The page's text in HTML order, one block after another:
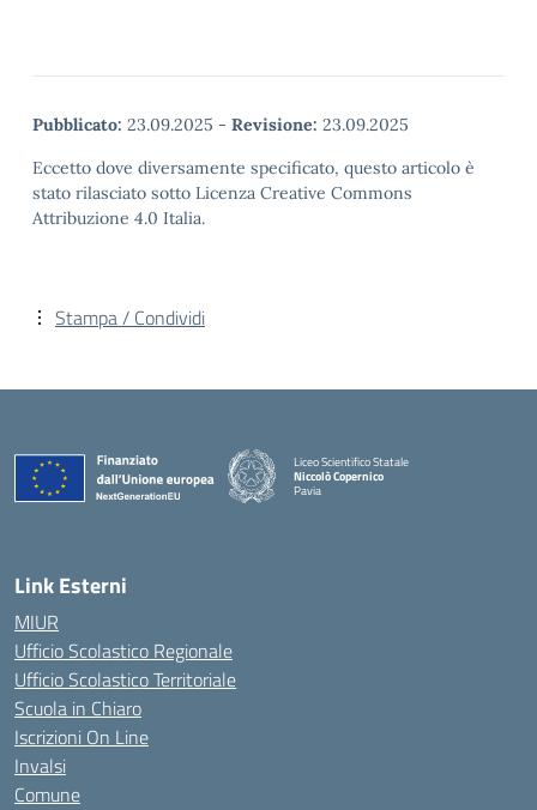
Pubblicato: 23.09.2025 - Revisione: 23.09.2025
Eccetto dove diversamente specificato, questo articolo è
stato rilasciato sotto Licenza Creative Commons
Attribuzione 4.0 Italia.
Stampa / Condividi
Liceo Scientifico Statale
Niccolò Copernico
Pavia
Link Esterni
MIUR
Ufficio Scolastico Regionale
Ufficio Scolastico Territoriale
Scuola in Chiaro
Iscrizioni On Line
Invalsi
Comune